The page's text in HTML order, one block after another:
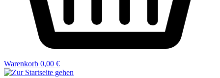
Warenkorb 0,00 €